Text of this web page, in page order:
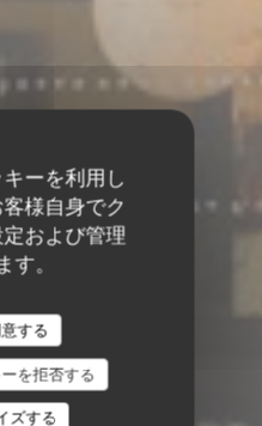
ーを利用し
様自身でク
および管理
す。
する
を拒否する
ズする